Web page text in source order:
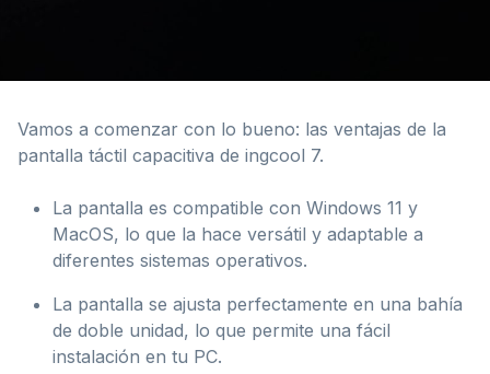
Vamos a comenzar con lo bueno: las ventajas de la
pantalla táctil capacitiva de ingcool 7.
La pantalla es compatible con Windows 11 y
MacOS, lo que la hace versátil y adaptable a
diferentes sistemas operativos.
La pantalla se ajusta perfectamente en una bahía
de doble unidad, lo que permite una fácil
instalación en tu PC.